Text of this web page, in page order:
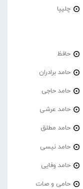
چلیپا
حافظ
حامد برادران
حامد حاجی
حامد عرشی
حامد مطلق
حامد نیسی
حامد وفایی
حامی و صات